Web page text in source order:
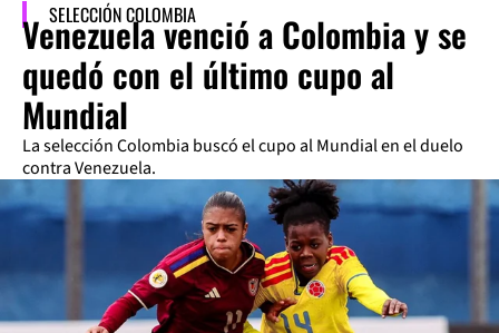
SELECCIÓN COLOMBIA
Venezuela venció a Colombia y se
quedó con el último cupo al
Mundial
La selección Colombia buscó el cupo al Mundial en el duelo
contra Venezuela.